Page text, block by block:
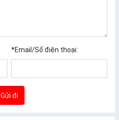
*Email/Số điện thoại:
Gửi đi